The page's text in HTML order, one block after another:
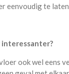
eenvoudig te
ook wel eens